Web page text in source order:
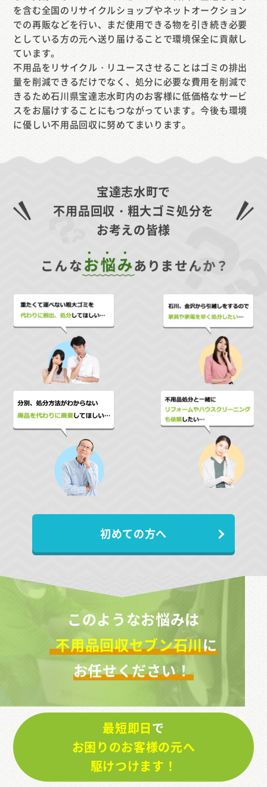
を含む全国のリサイクルショップやネットオークション
での再販などを行い、まだ使用できる物を引き続き必要
としている方の元へ送り届けることで環境保全に貢献し
ています。
不用品をリサイクル・リユースさせることはゴミの排出
量を削減できるだけでなく、処分に必要な費用を削減で
きるため石川県宝達志水町内のお客様に低価格なサービ
スをお届けすることにもつながっています。今後も環境
に優しい不用品回収に努めてまいります。
宝達志水町で
不用品回収・粗大ゴミ処分を
お考えの皆様
初めての方へ
このようなお悩みは
不用品回収セブン石川に
お任せください！
最短即日で
お困りのお客様の元へ
駆けつけます！